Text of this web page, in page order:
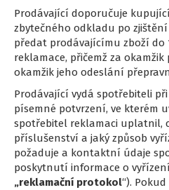
Prodávající doporučuje
zbytečného odkladu po zjištění
předat prodávajícímu zboží
reklamace, přičemž za
okamžik jeho odeslání
Prodávající vydá spotřebiteli
písemné potvrzení, ve kterém
spotřebitel reklamaci uplatnil,
příslušenství a jaký způsob
požaduje a kontaktní údaje
poskytnutí informace o
„reklamační protokol“).